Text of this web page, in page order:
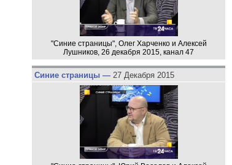
"Синие страницы", Олег Харченко и Алексей
Лушников, 26 декабря 2015, канал 47
Синие страницы — 27 Декабря 2015